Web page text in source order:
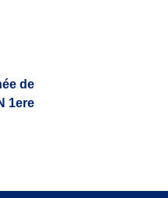
de
1ere